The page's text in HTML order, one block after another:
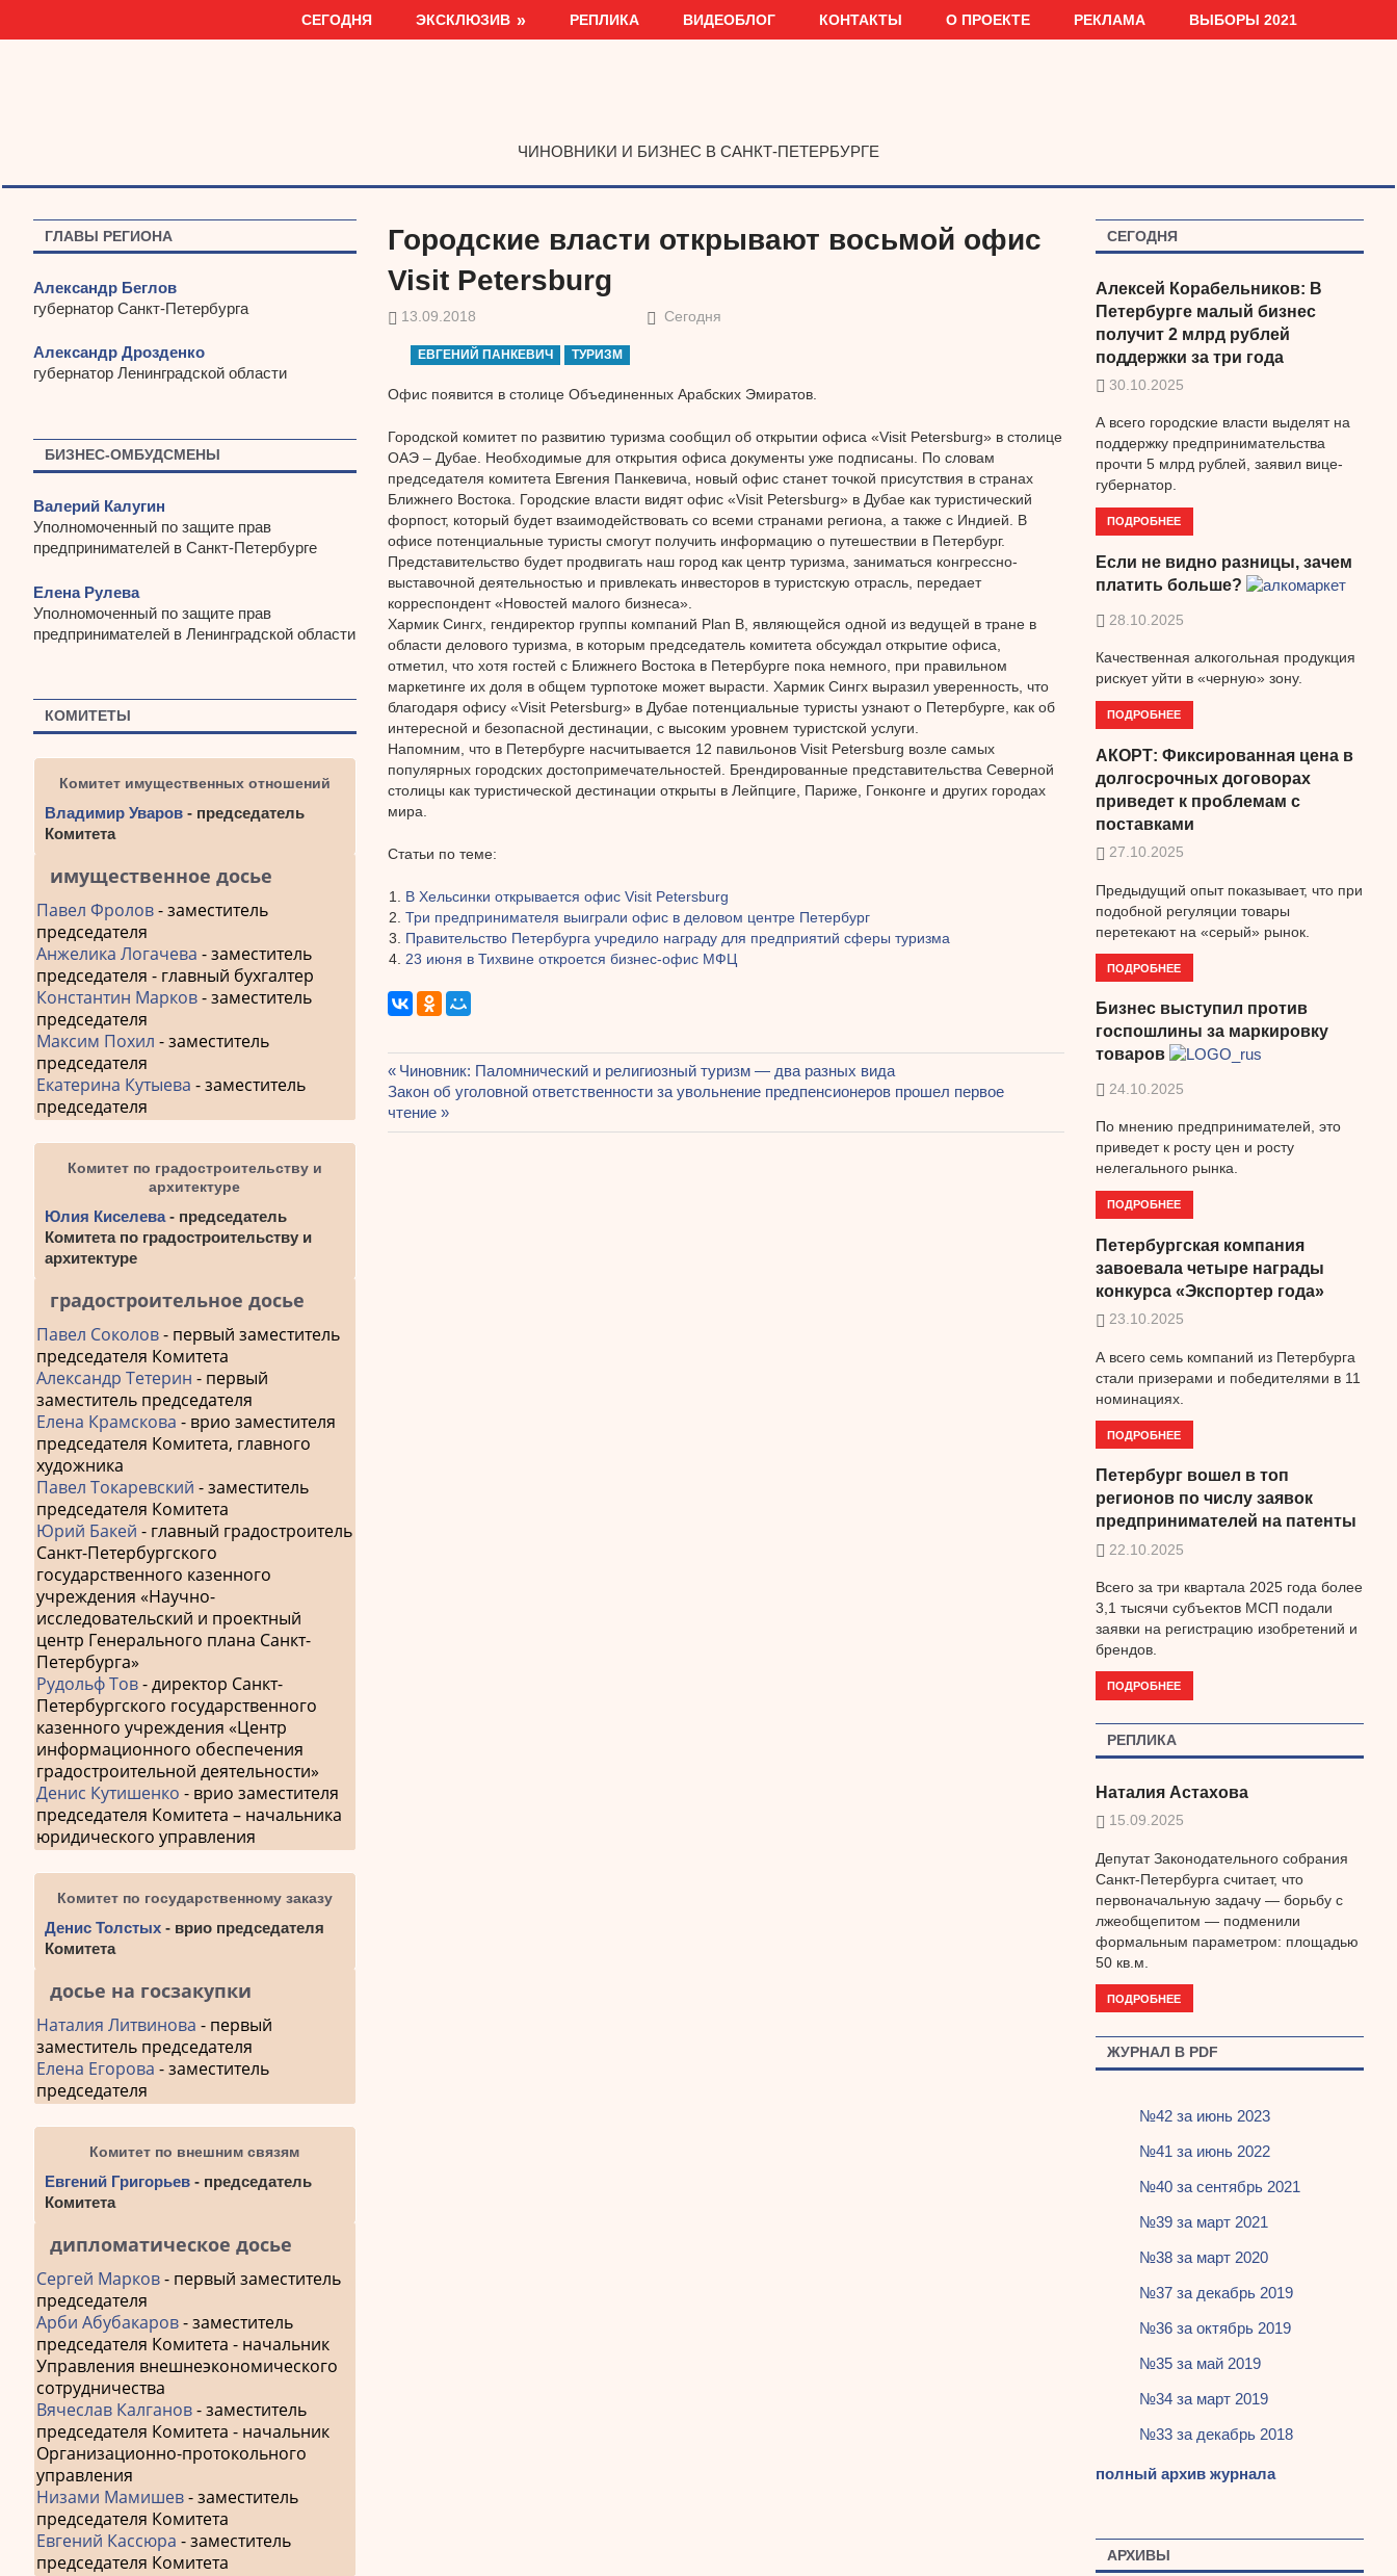
СЕГОДНЯ ЭКСКЛЮЗИВ РЕПЛИКА ВИДЕОБЛОГ КОНТАКТЫ О ПРОЕКТЕ РЕКЛАМА ВЫБОРЫ 2021
ЧИНОВНИКИ И БИЗНЕС В САНКТ-ПЕТЕРБУРГЕ
Городские власти открывают восьмой офис
Visit Petersburg
13.09.2018 Сегодня
ЕВГЕНИЙ ПАНКЕВИЧ ТУРИЗМ
Офис появится в столице Объединенных Арабских Эмиратов.
Городской комитет по развитию туризма сообщил об открытии офиса «Visit Petersburg» в столице
ОАЭ – Дубае. Необходимые для открытия офиса документы уже подписаны. По словам
председателя комитета Евгения Панкевича, новый офис станет точкой присутствия в странах
Ближнего Востока. Городские власти видят офис «Visit Petersburg» в Дубае как туристический
форпост, который будет взаимодействовать со всеми странами региона, а также с Индией. В
офисе потенциальные туристы смогут получить информацию о путешествии в Петербург.
Представительство будет продвигать наш город как центр туризма, заниматься конгрессно-
выставочной деятельностью и привлекать инвесторов в туристскую отрасль, передает
корреспондент «Новостей малого бизнеса».
Хармик Сингх, гендиректор группы компаний Plan B, являющейся одной из ведущей в тране в
области делового туризма, в которым председатель комитета обсуждал открытие офиса,
отметил, что хотя гостей с Ближнего Востока в Петербурге пока немного, при правильном
маркетинге их доля в общем турпотоке может вырасти. Хармик Сингх выразил уверенность, что
благодаря офису «Visit Petersburg» в Дубае потенциальные туристы узнают о Петербурге, как об
интересной и безопасной дестинации, с высоким уровнем туристской услуги.
Напомним, что в Петербурге насчитывается 12 павильонов Visit Petersburg возле самых
популярных городских достопримечательностей. Брендированные представительства Северной
столицы как туристической дестинации открыты в Лейпциге, Париже, Гонконге и других городах
мира.
Статьи по теме:
В Хельсинки открывается офис Visit Petersburg
Три предпринимателя выиграли офис в деловом центре Петербург
Правительство Петербурга учредило награду для предприятий сферы туризма
23 июня в Тихвине откроется бизнес-офис МФЦ
Навигация
по
Предыдущая
запись:
Чиновник: Паломнический и религиозный туризм — два разных вида
Следующая
запись:
Закон об уголовной ответственности за увольнение предпенсионеров прошел первое
чтение
ГЛАВЫ РЕГИОНА
Александр Беглов
губернатор Санкт-Петербурга
Александр Дрозденко
губернатор Ленинградской области
БИЗНЕС-ОМБУДСМЕНЫ
Валерий Калугин
Уполномоченный по защите прав
предпринимателей в Санкт-Петербурге
Елена Рулева
Уполномоченный по защите прав
предпринимателей в Ленинградской области
КОМИТЕТЫ
Комитет имущественных отношений
Владимир Уваров - председатель
Комитета
имущественное досье
Павел Фролов- заместитель
председателя
Анжелика Логачева - заместитель
председателя - главный бухгалтер
Константин Марков- заместитель
председателя
Максим Похил - заместитель
председателя
Екатерина Кутыева - заместитель
председателя
Комитет по градостроительству и
архитектуре
Юлия Киселева- председатель
Комитета по градостроительству и
архитектуре
градостроительное досье
Павел Соколов- первый заместитель
председателя Комитета
Александр Тетерин - первый
заместитель председателя
Елена Крамскова - врио заместителя
председателя Комитета, главного
художника
Павел Токаревский - заместитель
председателя Комитета
Юрий Бакей - главный градостроитель
Санкт-Петербургского
государственного казенного
учреждения «Научно-
исследовательский и проектный
центр Генерального плана Санкт-
Петербурга»
Рудольф Тов- директор Санкт-
Петербургского государственного
казенного учреждения «Центр
информационного обеспечения
градостроительной деятельности»
Денис Кутишенко - врио заместителя
председателя Комитета – начальника
юридического управления
Комитет по государственному заказу
Денис Толстых - врио председателя
Комитета
досье на госзакупки
Наталия Литвинова - первый
заместитель председателя
Елена Егорова - заместитель
председателя
Комитет по внешним связям
Евгений Григорьев - председатель
Комитета
дипломатическое досье
Сергей Марков- первый заместитель
председателя
Арби Абубакаров- заместитель
председателя Комитета - начальник
Управления внешнеэкономического
сотрудничества
Вячеслав Калганов- заместитель
председателя Комитета - начальник
Организационно-протокольного
управления
Низами Мамишев- заместитель
председателя Комитета
Евгений Кассюра - заместитель
председателя Комитета
СЕГОДНЯ
Алексей Корабельников: В
Петербурге малый бизнес
получит 2 млрд рублей
поддержки за три года
30.10.2025
А всего городские власти выделят на
поддержку предпринимательства
прочти 5 млрд рублей, заявил вице-
губернатор.
ПОДРОБНЕЕ
Если не видно разницы, зачем
платить больше?
28.10.2025
Качественная алкогольная продукция
рискует уйти в «черную» зону.
ПОДРОБНЕЕ
АКОРТ: Фиксированная цена в
долгосрочных договорах
приведет к проблемам с
поставками
27.10.2025
Предыдущий опыт показывает, что при
подобной регуляции товары
перетекают на «серый» рынок.
ПОДРОБНЕЕ
Бизнес выступил против
госпошлины за маркировку
товаров
24.10.2025
По мнению предпринимателей, это
приведет к росту цен и росту
нелегального рынка.
ПОДРОБНЕЕ
Петербургская компания
завоевала четыре награды
конкурса «Экспортер года»
23.10.2025
А всего семь компаний из Петербурга
стали призерами и победителями в 11
номинациях.
ПОДРОБНЕЕ
Петербург вошел в топ
регионов по числу заявок
предпринимателей на патенты
22.10.2025
Всего за три квартала 2025 года более
3,1 тысячи субъектов МСП подали
заявки на регистрацию изобретений и
брендов.
ПОДРОБНЕЕ
РЕПЛИКА
Наталия Астахова
15.09.2025
Депутат Законодательного собрания
Санкт-Петербурга считает, что
первоначальную задачу — борьбу с
лжеобщепитом — подменили
формальным параметром: площадью
50 кв.м.
ПОДРОБНЕЕ
ЖУРНАЛ В PDF
№42 за июнь 2023
№41 за июнь 2022
№40 за сентябрь 2021
№39 за март 2021
№38 за март 2020
№37 за декабрь 2019
№36 за октябрь 2019
№35 за май 2019
№34 за март 2019
№33 за декабрь 2018
полный архив журнала
АРХИВЫ